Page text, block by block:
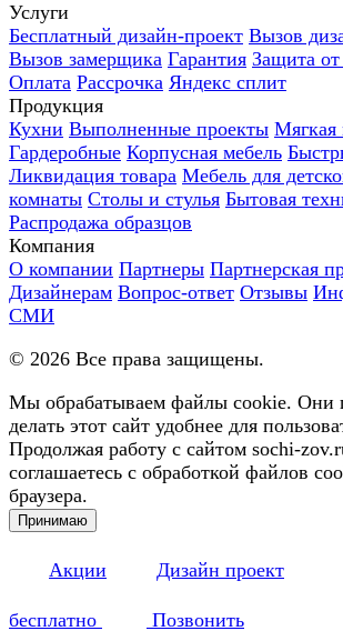
Услуги
Бесплатный дизайн-проект Вызов
Вызов замерщика Гарантия Защита
Оплата Рассрочка Яндекс сплит
Продукция
Кухни Выполненные проекты Мягкая
Гардеробные Корпусная мебель
Ликвидация товара Мебель для
комнаты Столы и стулья Бытовая
Распродажа образцов
Компания
О компании Партнеры Партнерская
Дизайнерам Вопрос-ответ Отзывы
СМИ
© 2026 Все права защищены.
Мы обрабатываем файлы cookie. Они
делать этот сайт удобнее для
Продолжая работу с сайтом sochi-
соглашаетесь с обработкой файлов
браузера.
Принимаю
Акции Дизайн проект
бесплатно
Позвонить